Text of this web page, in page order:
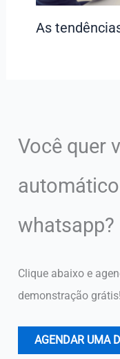
As
Você quer
whatsapp?
Clique abaixo e
demonstração grátis!
AGENDAR UMA